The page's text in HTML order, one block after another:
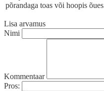
põrandaga toas või hoopis
Lisa arvamus
Nimi
Kommentaar
Pros: